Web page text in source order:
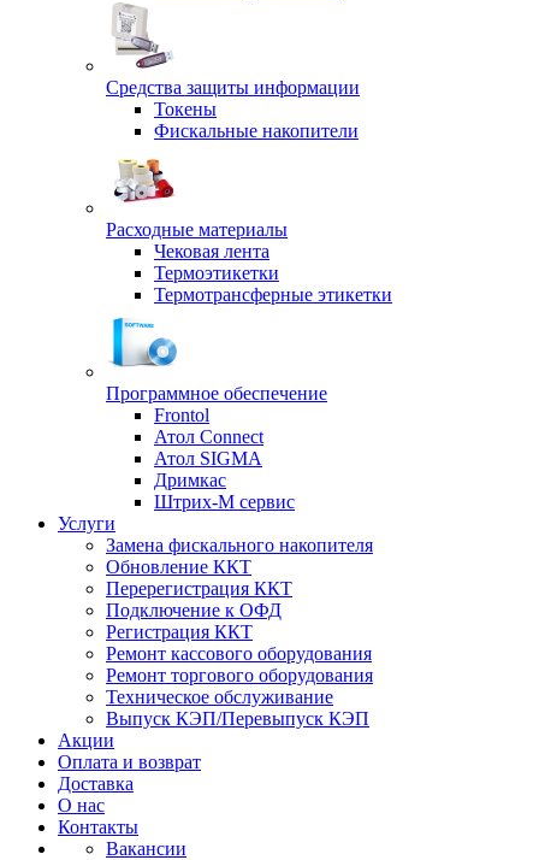
Средства защиты информации
Токены
Фискальные накопители
Расходные материалы
Чековая лента
Термоэтикетки
Термотрансферные этикетки
Программное обеспечение
Frontol
Атол Connect
Атол SIGMA
Дримкас
Штрих-М сервис
Услуги
Замена фискального накопителя
Обновление ККТ
Перерегистрация ККТ
Подключение к ОФД
Регистрация ККТ
Ремонт кассового оборудования
Ремонт торгового оборудования
Техническое обслуживание
Выпуск КЭП/Перевыпуск КЭП
Акции
Оплата и возврат
Доставка
О нас
Контакты
Вакансии